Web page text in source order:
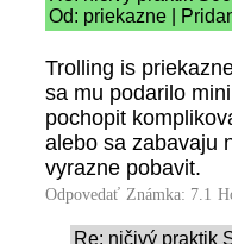
Od: priekazne |
Trolling is
sa mu podarilo
pochopit
alebo sa zabavaju
vyrazne pobavit.
Odpovedať Známka: 7.1
Re: ničivý praktik